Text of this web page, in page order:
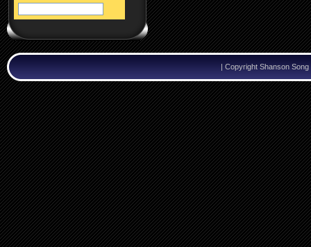
| Copyright Shanson